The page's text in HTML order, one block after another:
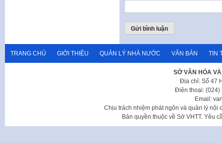
TRANG CHỦ GIỚI THIỆU QUẢN LÝ NHÀ NƯỚC VĂN BẢN TIN
SỞ VĂN HÓA
Địa chỉ: Số 47
Điện thoại: (024)
Email:
Chịu trách nhiệm phát ngôn và quản lý nội
Bản quyền thuộc về Sở VHTT. Yêu